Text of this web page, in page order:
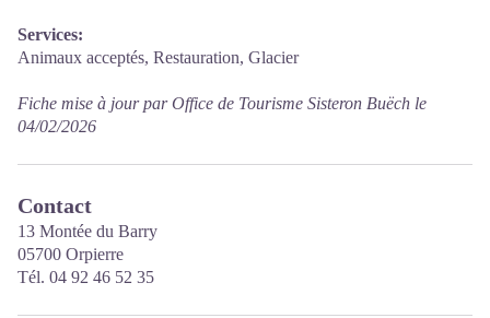
Services:
Animaux acceptés, Restauration, Glacier
Fiche mise à jour par Office de Tourisme Sisteron Buëch le
04/02/2026
Contact
13 Montée du Barry
05700 Orpierre
Tél. 04 92 46 52 35